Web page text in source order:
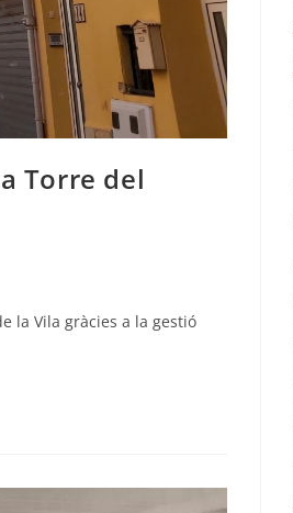
Torre del
la Vila gràcies a la gestió